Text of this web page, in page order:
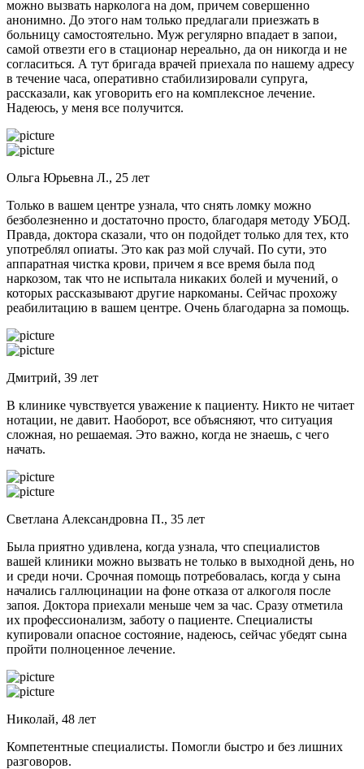
можно вызвать нарколога на дом, причем совершенно
анонимно. До этого нам только предлагали приезжать в
больницу самостоятельно. Муж регулярно впадает в запои,
самой отвезти его в стационар нереально, да он никогда и не
согласиться. А тут бригада врачей приехала по нашему адресу
в течение часа, оперативно стабилизировали супруга,
рассказали, как уговорить его на комплексное лечение.
Надеюсь, у меня все получится.
Ольга Юрьевна Л., 25 лет
Только в вашем центре узнала, что снять ломку можно
безболезненно и достаточно просто, благодаря методу УБОД.
Правда, доктора сказали, что он подойдет только для тех, кто
употреблял опиаты. Это как раз мой случай. По сути, это
аппаратная чистка крови, причем я все время была под
наркозом, так что не испытала никаких болей и мучений, о
которых рассказывают другие наркоманы. Сейчас прохожу
реабилитацию в вашем центре. Очень благодарна за помощь.
Дмитрий, 39 лет
В клинике чувствуется уважение к пациенту. Никто не читает
нотации, не давит. Наоборот, все объясняют, что ситуация
сложная, но решаемая. Это важно, когда не знаешь, с чего
начать.
Светлана Александровна П., 35 лет
Была приятно удивлена, когда узнала, что специалистов
вашей клиники можно вызвать не только в выходной день, но
и среди ночи. Срочная помощь потребовалась, когда у сына
начались галлюцинации на фоне отказа от алкоголя после
запоя. Доктора приехали меньше чем за час. Сразу отметила
их профессионализм, заботу о пациенте. Специалисты
купировали опасное состояние, надеюсь, сейчас убедят сына
пройти полноценное лечение.
Николай, 48 лет
Компетентные специалисты. Помогли быстро и без лишних
разговоров.